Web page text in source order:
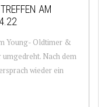
AM
Young- Oldtimer &
Nach dem
wieder ein